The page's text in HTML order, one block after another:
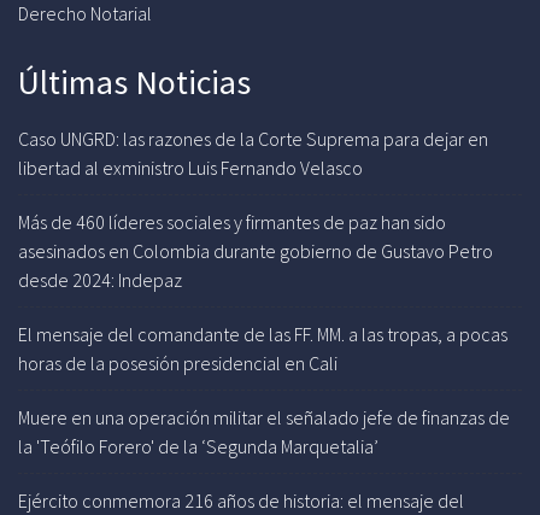
Derecho Notarial
Últimas Noticias
Caso UNGRD: las razones de la Corte Suprema para dejar en
libertad al exministro Luis Fernando Velasco
Más de 460 líderes sociales y firmantes de paz han sido
asesinados en Colombia durante gobierno de Gustavo Petro
desde 2024: Indepaz
El mensaje del comandante de las FF. MM. a las tropas, a pocas
horas de la posesión presidencial en Cali
Muere en una operación militar el señalado jefe de finanzas de
la 'Teófilo Forero' de la ‘Segunda Marquetalia’
Ejército conmemora 216 años de historia: el mensaje del